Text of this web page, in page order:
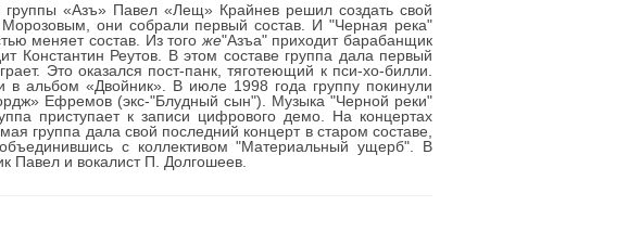
группы «Азъ» Павел «Лещ» Крайнев решил создать свой
они собрали первый состав. И "Черная река"
меняет состав. Из того же"Азъа" приходит барабанщик
Константин Реутов. В этом составе группа дала первый
Это оказался пост-панк, тяготеющий к пси-хо-билли.
альбом «Двойник». В июле 1998 года группу покинули
Ефремов (экс-"Блудный сын"). Музыка "Черной реки"
приступает к записи цифрового демо. На концертах
группа дала свой последний концерт в старом составе,
с коллективом "Материальный ущерб". В
Павел и вокалист П. Долгошеев.